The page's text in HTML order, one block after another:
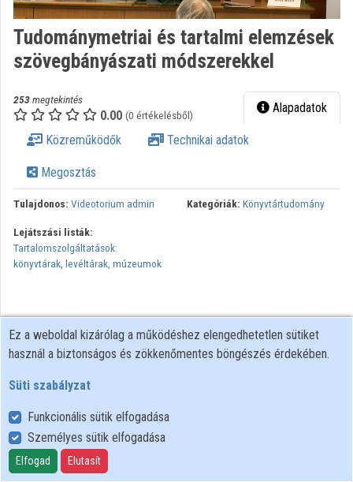
Bejelentkezés
Intézményi felfedezés
Kategóriák
Intézményi listák
Intézmények
Közreműködők
Tudománymetriai és tartalmi elemzések
szövegbányászati módszerekkel
253megtekintés
0.00 (0 értékelésből) Alapadatok
Közreműködők Technikai adatok
Megosztás
Tulajdonos: Videotorium admin Kategóriák: Könyvtártudomány
Lejátszási listák:
Tartalomszolgáltatások:
könyvtárak, levéltárak, múzeumok
Felhasználói szabályzat
Adatkezelési tájékoztató
Süti szabályzat
Ez a weboldal kizárólag a működéshez elengedhetetlen sütiket
használ a biztonságos és zökkenőmentes böngészés érdekében.
Süti szabályzat
Funkcionális sütik elfogadása
Személyes sütik elfogadása
Elfogad Elutasít